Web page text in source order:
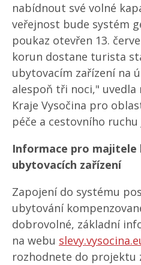
nabídnout své volné
veřejnost bude systém
poukaz otevřen 13.
korun dostane turista
ubytovacím zařízení na
alespoň tři noci,"
Kraje Vysočina pro
péče a cestovního ruchu
Informace pro majitele
ubytovacích zařízení
Zapojení do systému
ubytování
dobrovolné, základní
na webu
rozhodnete do projektu